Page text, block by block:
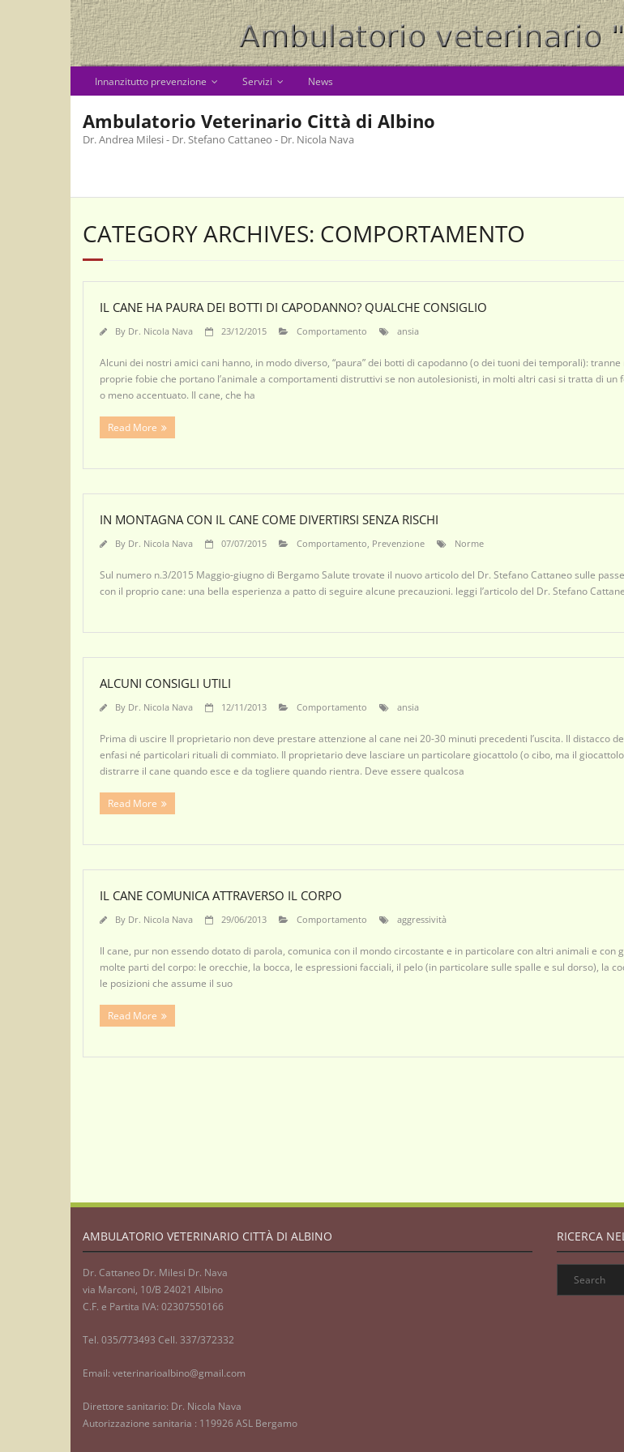
Skip
to
content
Innanzitutto prevenzione Servizi News
Ambulatorio Veterinario Città di Albino
Dr. Andrea Milesi - Dr. Stefano Cattaneo - Dr. Nicola Nava
CATEGORY ARCHIVES: COMPORTAMENTO
IL CANE HA PAURA DEI BOTTI DI CAPODANNO? QUALCHE CONSIGLIO
By Dr. Nicola Nava 23/12/2015 Comportamento ansia
Alcuni dei nostri amici cani hanno, in modo diverso, “paura” dei botti di capodanno (o dei tuoni dei temporali): tranne
proprie fobie che portano l’animale a comportamenti distruttivi se non autolesionisti, in molti altri casi si tratta di un
o meno accentuato. Il cane, che ha
Read More
IN MONTAGNA CON IL CANE COME DIVERTIRSI SENZA RISCHI
By Dr. Nicola Nava 07/07/2015 Comportamento, Prevenzione Norme
Sul numero n.3/2015 Maggio-giugno di Bergamo Salute trovate il nuovo articolo del Dr. Stefano Cattaneo sulle
con il proprio cane: una bella esperienza a patto di seguire alcune precauzioni. leggi l’articolo del Dr. Stefano
ALCUNI CONSIGLI UTILI
By Dr. Nicola Nava 12/11/2013 Comportamento ansia
Prima di uscire Il proprietario non deve prestare attenzione al cane nei 20-30 minuti precedenti l’uscita. Il distacco
enfasi né particolari rituali di commiato. Il proprietario deve lasciare un particolare giocattolo (o cibo, ma il
distrarre il cane quando esce e da togliere quando rientra. Deve essere qualcosa
Read More
IL CANE COMUNICA ATTRAVERSO IL CORPO
By Dr. Nicola Nava 29/06/2013 Comportamento aggressività
Il cane, pur non essendo dotato di parola, comunica con il mondo circostante e in particolare con altri animali e con
molte parti del corpo: le orecchie, la bocca, le espressioni facciali, il pelo (in particolare sulle spalle e sul dorso), la
le posizioni che assume il suo
Read More
AMBULATORIO VETERINARIO CITTÀ DI ALBINO
Dr. Cattaneo Dr. Milesi Dr. Nava
via Marconi, 10/B 24021 Albino
C.F. e Partita IVA: 02307550166
Tel. 035/773493 Cell. 337/372332
Email: veterinarioalbino@gmail.com
Direttore sanitario: Dr. Nicola Nava
Autorizzazione sanitaria : 119926 ASL Bergamo
RICERCA